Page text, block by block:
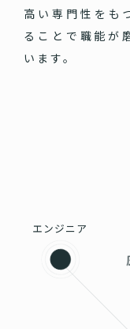
エンジニア
高い専門性をも
ることで職能が
います。